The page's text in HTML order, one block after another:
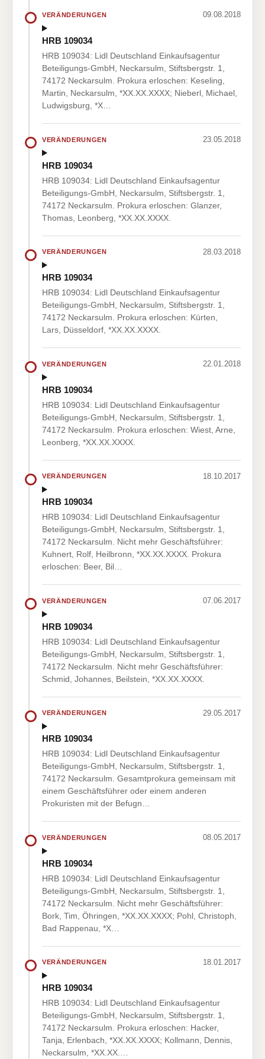
VERÄNDERUNGEN 09.08.2018
HRB 109034
HRB 109034: Lidl Deutschland Einkaufsagentur
Beteiligungs-GmbH, Neckarsulm, Stiftsbergstr. 1,
74172 Neckarsulm. Prokura erloschen: Keseling,
Martin, Neckarsulm, *XX.XX.XXXX; Nieberl, Michael,
Ludwigsburg, *X…
VERÄNDERUNGEN 23.05.2018
HRB 109034
HRB 109034: Lidl Deutschland Einkaufsagentur
Beteiligungs-GmbH, Neckarsulm, Stiftsbergstr. 1,
74172 Neckarsulm. Prokura erloschen: Glanzer,
Thomas, Leonberg, *XX.XX.XXXX.
VERÄNDERUNGEN 28.03.2018
HRB 109034
HRB 109034: Lidl Deutschland Einkaufsagentur
Beteiligungs-GmbH, Neckarsulm, Stiftsbergstr. 1,
74172 Neckarsulm. Prokura erloschen: Kürten,
Lars, Düsseldorf, *XX.XX.XXXX.
VERÄNDERUNGEN 22.01.2018
HRB 109034
HRB 109034: Lidl Deutschland Einkaufsagentur
Beteiligungs-GmbH, Neckarsulm, Stiftsbergstr. 1,
74172 Neckarsulm. Prokura erloschen: Wiest, Arne,
Leonberg, *XX.XX.XXXX.
VERÄNDERUNGEN 18.10.2017
HRB 109034
HRB 109034: Lidl Deutschland Einkaufsagentur
Beteiligungs-GmbH, Neckarsulm, Stiftsbergstr. 1,
74172 Neckarsulm. Nicht mehr Geschäftsführer:
Kuhnert, Rolf, Heilbronn, *XX.XX.XXXX. Prokura
erloschen: Beer, Bil…
VERÄNDERUNGEN 07.06.2017
HRB 109034
HRB 109034: Lidl Deutschland Einkaufsagentur
Beteiligungs-GmbH, Neckarsulm, Stiftsbergstr. 1,
74172 Neckarsulm. Nicht mehr Geschäftsführer:
Schmid, Johannes, Beilstein, *XX.XX.XXXX.
VERÄNDERUNGEN 29.05.2017
HRB 109034
HRB 109034: Lidl Deutschland Einkaufsagentur
Beteiligungs-GmbH, Neckarsulm, Stiftsbergstr. 1,
74172 Neckarsulm. Gesamtprokura gemeinsam mit
einem Geschäftsführer oder einem anderen
Prokuristen mit der Befugn…
VERÄNDERUNGEN 08.05.2017
HRB 109034
HRB 109034: Lidl Deutschland Einkaufsagentur
Beteiligungs-GmbH, Neckarsulm, Stiftsbergstr. 1,
74172 Neckarsulm. Nicht mehr Geschäftsführer:
Bork, Tim, Öhringen, *XX.XX.XXXX; Pohl, Christoph,
Bad Rappenau, *X…
VERÄNDERUNGEN 18.01.2017
HRB 109034
HRB 109034: Lidl Deutschland Einkaufsagentur
Beteiligungs-GmbH, Neckarsulm, Stiftsbergstr. 1,
74172 Neckarsulm. Prokura erloschen: Hacker,
Tanja, Erlenbach, *XX.XX.XXXX; Kollmann, Dennis,
Neckarsulm, *XX.XX.…